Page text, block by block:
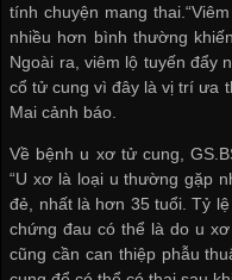
tính chuyện mang
nhiều hơn bình thường
Ngoài ra, viêm lộ tuyến đẩy
cổ tử cung vì đây là vị trí ưa
Mai cảnh báo.
Về bệnh u xơ tử cung,
“U xơ là loại u thường gặp
đẻ, nhất là hơn 35 tuổi. Tỷ
chứng đau có thể là do u
cũng cần can thiệp phẫu